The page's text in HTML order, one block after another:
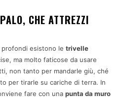
CHE ATTREZZI
esistono le trivelle
ma molto faticose da usare
non tanto per mandarle giù, ché
per tirarle su cariche di terra. In
fare con una punta da muro